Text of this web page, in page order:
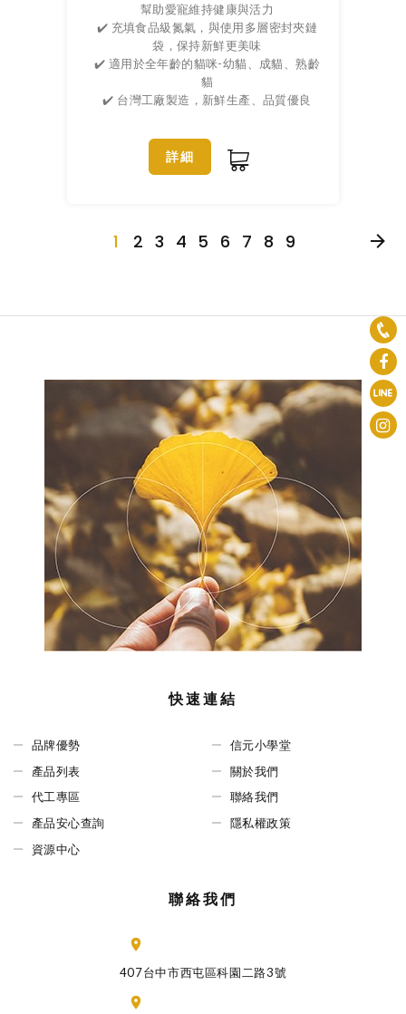
幫助愛寵維持健康與活力
✔️ 充填食品級氮氣，與使用多層密封夾鏈
袋，保持新鮮更美味
✔️ 適用於全年齡的貓咪-幼貓、成貓、熟齡
貓
✔️ 台灣工廠製造，新鮮生產、品質優良
詳細
1 2 3 4 5 6 7 8 9
快速連結
品牌優勢
產品列表
代工專區
產品安心查詢
資源中心
信元小學堂
關於我們
聯絡我們
隱私權政策
聯絡我們
407台中市西屯區科園二路3號